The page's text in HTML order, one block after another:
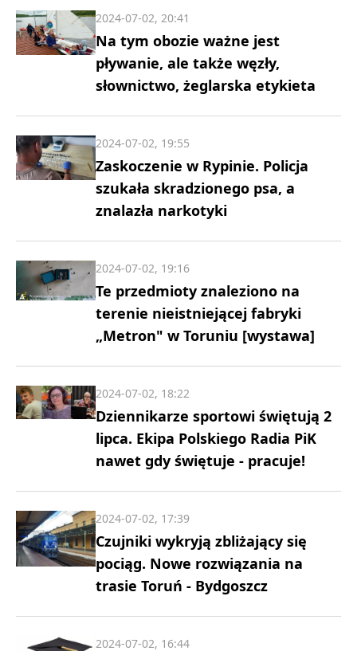
Na tym obozie ważne jest
pływanie, ale także węzły,
słownictwo, żeglarska etykieta
2024-07-02, 20:41
Zaskoczenie w Rypinie. Policja
szukała skradzionego psa, a
znalazła narkotyki
2024-07-02, 19:55
Te przedmioty znaleziono na
terenie nieistniejącej fabryki
„Metron" w Toruniu [wystawa]
2024-07-02, 19:16
Dziennikarze sportowi świętują 2
lipca. Ekipa Polskiego Radia PiK
nawet gdy świętuje - pracuje!
2024-07-02, 18:22
Czujniki wykryją zbliżający się
pociąg. Nowe rozwiązania na
trasie Toruń - Bydgoszcz
2024-07-02, 17:39
2024-07-02, 16:44